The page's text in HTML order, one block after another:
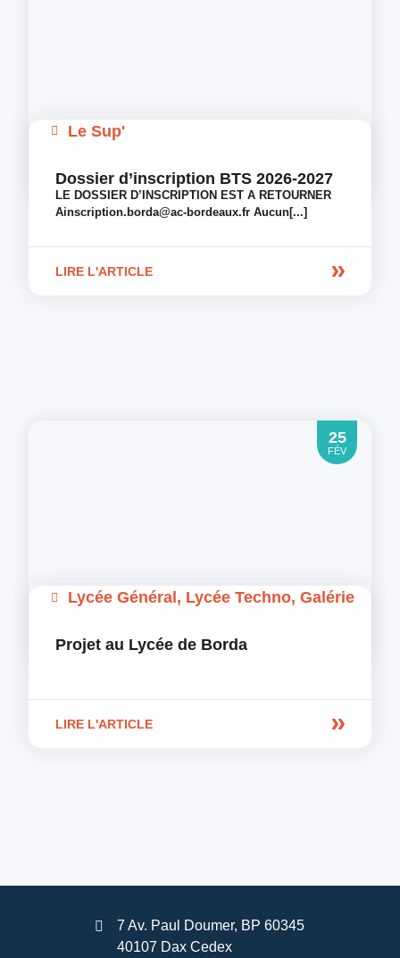
Le Sup'
Dossier d’inscription BTS 2026-2027
LE DOSSIER D’INSCRIPTION EST A RETOURNER
Ainscription.borda@ac-bordeaux.fr Aucun[...]
LIRE L'ARTICLE
25
FÉV
Lycée Général , Lycée Techno, Galérie
Projet au Lycée de Borda
LIRE L'ARTICLE
7 Av. Paul Doumer, BP 60345
40107 Dax Cedex